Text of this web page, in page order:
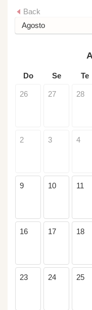
Back
Do Se Te
26 27 28
2 3 4
9 10 11
16 17 18
23 24 25